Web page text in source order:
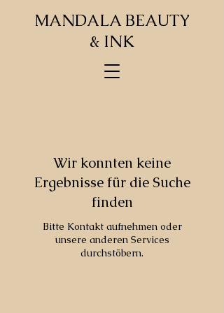
MANDALA BEAUTY
& INK
Wir konnten keine
Ergebnisse für die Suche
finden
Bitte Kontakt aufnehmen oder
unsere anderen Services
durchstöbern.